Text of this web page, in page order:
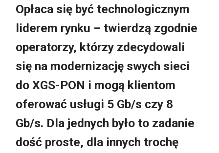
Opłaca się być technologicznym
liderem rynku – twierdzą zgodnie
operatorzy, którzy zdecydowali
się na modernizację swych sieci
do XGS-PON i mogą klientom
oferować usługi 5 Gb/s czy 8
Gb/s. Dla jednych było to zadanie
dość proste, dla innych trochę